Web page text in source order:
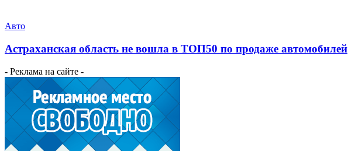
Авто
Астраханская область не вошла в ТОП50 по продаже автомобилей
- Реклама на сайте -